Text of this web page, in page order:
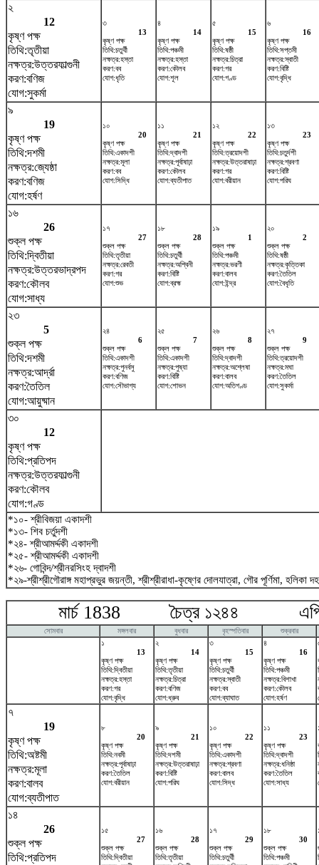
২
12
কৃষ্ণ পক্ষ
তিথি:তৃতীয়া
নক্ষত্র:উত্তরফাল্গুনী
করণ:বণিজ
যোগ:সুকর্মা
৩
13
কৃষ্ণ পক্ষ
তিথি:চতুর্থী
নক্ষত্র:হস্তা
করণ:বব
যোগ:ধৃতি
৪
14
কৃষ্ণ পক্ষ
তিথি:পঞ্চমী
নক্ষত্র:হস্তা
করণ:কৌলব
যোগ:শূল
৫
15
কৃষ্ণ পক্ষ
তিথি:ষষ্ঠী
নক্ষত্র:চিত্রা
করণ:গর
যোগ:গণ্ড
৬
16
কৃষ্ণ পক্ষ
তিথি:সপ্তমী
নক্ষত্র:স্বাতী
করণ:বিষ্টি
যোগ:বৃদ্ধি
৯
19
কৃষ্ণ পক্ষ
তিথি:দশমী
নক্ষত্র:জ্যেষ্ঠা
করণ:বণিজ
যোগ:হর্ষণ
১০
20
কৃষ্ণ পক্ষ
তিথি:একাদশী
নক্ষত্র:মূলা
করণ:বব
যোগ:সিদ্ধি
১১
21
কৃষ্ণ পক্ষ
তিথি:দ্বাদশী
নক্ষত্র:পূর্বাষাঢ়া
করণ:কৌলব
যোগ:ব্যতীপাত
১২
22
কৃষ্ণ পক্ষ
তিথি:ত্রয়োদশী
নক্ষত্র:উত্তরাষাঢ়া
করণ:গর
যোগ:বরীয়ান
১৩
23
কৃষ্ণ পক্ষ
তিথি:চতুর্দশী
নক্ষত্র:শ্রবণা
করণ:বিষ্টি
যোগ:পরিঘ
১৬
26
শুক্ল পক্ষ
তিথি:দ্বিতীয়া
নক্ষত্র:উত্তরভাদ্রপদ
করণ:কৌলব
যোগ:সাধ্য
১৭
27
শুক্ল পক্ষ
তিথি:তৃতীয়া
নক্ষত্র:রেবতী
করণ:গর
যোগ:শুভ
১৮
28
শুক্ল পক্ষ
তিথি:চতুর্থী
নক্ষত্র:অশ্বিনী
করণ:বিষ্টি
যোগ:ব্রহ্ম
১৯
1
শুক্ল পক্ষ
তিথি:পঞ্চমী
নক্ষত্র:ভরণী
করণ:বালব
যোগ:ইন্দ্র
২০
2
শুক্ল পক্ষ
তিথি:ষষ্ঠী
নক্ষত্র:কৃত্তিকা
করণ:তৈতিল
যোগ:বৈধৃতি
২৩
5
শুক্ল পক্ষ
তিথি:দশমী
নক্ষত্র:আর্দ্রা
করণ:তৈতিল
যোগ:আয়ুষ্মান
২৪
6
শুক্ল পক্ষ
তিথি:একাদশী
নক্ষত্র:পুনর্বসু
করণ:বণিজ
যোগ:সৌভাগ্য
২৫
7
শুক্ল পক্ষ
তিথি:একাদশী
নক্ষত্র:পুষ্যা
করণ:বিষ্টি
যোগ:শোভন
২৬
8
শুক্ল পক্ষ
তিথি:দ্বাদশী
নক্ষত্র:অশ্লেষা
করণ:বালব
যোগ:অতিগণ্ড
২৭
9
শুক্ল পক্ষ
তিথি:ত্রয়োদশী
নক্ষত্র:মঘা
করণ:তৈতিল
যোগ:সুকর্মা
৩০
12
কৃষ্ণ পক্ষ
তিথি:প্রতিপদ
নক্ষত্র:উত্তরফাল্গুনী
করণ:কৌলব
যোগ:গণ্ড
*১০- শ্রীবিজয়া একাদশী
*১৩- শিব চর্তুদশী
*২৪- শ্রীআমর্দ্দকী একাদশী
*২৫- শ্রীআমর্দ্দকী একাদশী
*২৬- গোবিন্দ/শ্রীনরসিংহ দ্বাদশী
*২৯-শ্রীশ্রীগৌরাঙ্গ মহাপ্রভুর জয়ন্তী, শ্রীশ্রীরাধা-কৃষ্ণের দোলযাত্রা, গৌর পূর্ণিমা, হলিকা
মার্চ 1838 চৈত্র ১২৪৪
সোমবার মঙ্গলবার বুধবার বৃহস্পতিবার
শুক্রবার
১
13
কৃষ্ণ পক্ষ
তিথি:দ্বিতীয়া
নক্ষত্র:হস্তা
করণ:গর
যোগ:বৃদ্ধি
২
14
কৃষ্ণ পক্ষ
তিথি:তৃতীয়া
নক্ষত্র:চিত্রা
করণ:বণিজ
যোগ:ধ্রুব
৩
15
কৃষ্ণ পক্ষ
তিথি:চতুর্থী
নক্ষত্র:স্বাতী
করণ:বব
যোগ:ব্যাঘাত
৪
16
কৃষ্ণ পক্ষ
তিথি:পঞ্চমী
নক্ষত্র:বিশাখা
করণ:কৌলব
যোগ:হর্ষণ
৭
19
কৃষ্ণ পক্ষ
তিথি:অষ্টমী
নক্ষত্র:মূলা
করণ:বালব
যোগ:ব্যতীপাত
৮
20
কৃষ্ণ পক্ষ
তিথি:নবমী
নক্ষত্র:পূর্বাষাঢ়া
করণ:তৈতিল
যোগ:বরীয়ান
৯
21
কৃষ্ণ পক্ষ
তিথি:দশমী
নক্ষত্র:উত্তরাষাঢ়া
করণ:বিষ্টি
যোগ:পরিঘ
১০
22
কৃষ্ণ পক্ষ
তিথি:একাদশী
নক্ষত্র:শ্রবণা
করণ:বালব
যোগ:সিদ্ধ
১১
23
কৃষ্ণ পক্ষ
তিথি:দ্বাদশী
নক্ষত্র:ধনিষ্ঠা
করণ:তৈতিল
যোগ:সাধ্য
১৪
26
শুক্ল পক্ষ
তিথি:প্রতিপদ
১৫
27
শুক্ল পক্ষ
তিথি:দ্বিতীয়া
১৬
28
শুক্ল পক্ষ
তিথি:তৃতীয়া
১৭
29
শুক্ল পক্ষ
তিথি:চতুর্থী
১৮
30
শুক্ল পক্ষ
তিথি:পঞ্চমী